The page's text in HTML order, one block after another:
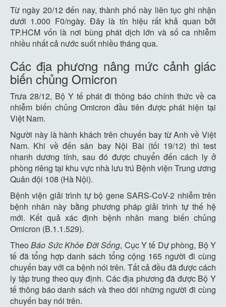
Từ ngày 20/12 đến nay, thành phố này liên tục ghi nhận
dưới 1.000 F0/ngày. Đây là tín hiệu rất khả quan bởi
TP.HCM vốn là nơi bùng phát dịch lớn và số ca nhiễm
nhiều nhất cả nước suốt nhiều tháng qua.
Các địa phương nâng mức cảnh giác
biến chủng Omicron
Trưa 28/12, Bộ Y tế phát đi thông báo chính thức về ca
nhiễm biến chủng Omicron đầu tiên được phát hiện tại
Việt Nam.
Người này là hành khách trên chuyến bay từ Anh về Việt
Nam. Khi về đến sân bay Nội Bài (tối 19/12) thì test
nhanh dương tính, sau đó được chuyển đến cách ly ở
phòng riêng tại khu vực nhà lưu trú Bệnh viện Trung ương
Quân đội 108 (Hà Nội).
Bệnh viện giải trình tự bộ gene SARS-CoV-2 nhiễm trên
bệnh nhân này bằng phương pháp giải trình tự thế hệ
mới. Kết quả xác định bệnh nhân mang biến chủng
Omicron (B.1.1.529).
TheoBáo Sức Khỏe Đời Sống, Cục Y tế Dự phòng, Bộ Y
tế đã tổng hợp danh sách tổng cộng 165 người đi cùng
chuyến bay với ca bệnh nói trên. Tất cả đều đã được cách
ly tập trung theo quy định. Các địa phương đã được Bộ Y
tế thông báo danh sách và theo dõi những người đi cùng
chuyến bay nói trên.